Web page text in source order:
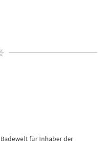
für Inhaber der